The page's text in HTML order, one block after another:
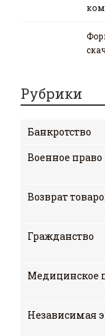
Рубрики
Банкротство
Военное право
Возврат
Гражданство
Медицинское
Независимая